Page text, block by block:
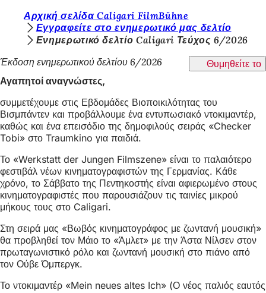
Μετάβαση στο περιεχόμενο
ί
σ
κ
ε
σ
τ
ε
ε
δ
ώ
:
Αρχική σελίδα Caligari FilmBühne
Εγγραφείτε στο ενημερωτικό μας δελτίο
Ενημερωτικό δελτίο Caligari Τεύχος 6/2026
Έκδοση ενημερωτικού δελτίου 6/2026
Θυμηθείτε το
Αγαπητοί αναγνώστες,
συμμετέχουμε στις Εβδομάδες Βιοποικιλότητας του
Βισμπάντεν και προβάλλουμε ένα εντυπωσιακό ντοκιμαντέρ,
καθώς και ένα επεισόδιο της δημοφιλούς σειράς «Checker
Tobi» στο Traumkino για παιδιά.
Το «Werkstatt der Jungen Filmszene» είναι το παλαιότερο
φεστιβάλ νέων κινηματογραφιστών της Γερμανίας. Κάθε
χρόνο, το Σάββατο της Πεντηκοστής είναι αφιερωμένο στους
κινηματογραφιστές που παρουσιάζουν τις ταινίες μικρού
μήκους τους στο Caligari.
Στη σειρά μας «Βωβός κινηματογράφος με ζωντανή μουσική»
θα προβληθεί τον Μάιο το «Άμλετ» με την Άστα Νίλσεν στον
πρωταγωνιστικό ρόλο και ζωντανή μουσική στο πιάνο από
τον Ούβε Όμπεργκ.
Το ντοκιμαντέρ «Mein neues altes Ich» (Ο νέος παλιός εαυτός